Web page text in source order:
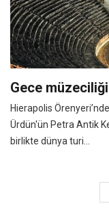
Gece
Hierapolis
Ürdün'ün Petra Antik
birlikte dünya turi...